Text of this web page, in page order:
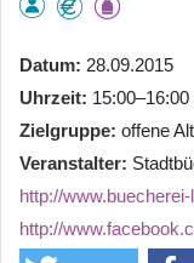
Datum 28.09.2015
Uhrzeit 15:00–16:00
Zielgruppe offene
Veranstalter
http://www.buecherei-
http://